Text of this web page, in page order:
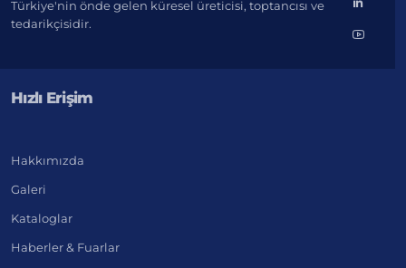
Türkiye'nin önde gelen küresel üreticisi, toptancısı ve
tedarikçisidir.
Hızlı Erişim
Hakkımızda
Galeri
Kataloglar
Haberler & Fuarlar